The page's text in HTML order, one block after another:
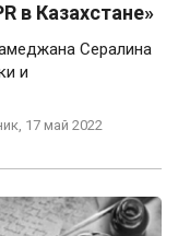
в Казахстане»
Сералина
и
17 май 2022